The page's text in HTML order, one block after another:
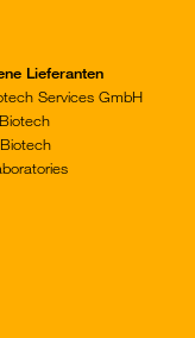
Lieferanten
Services GmbH